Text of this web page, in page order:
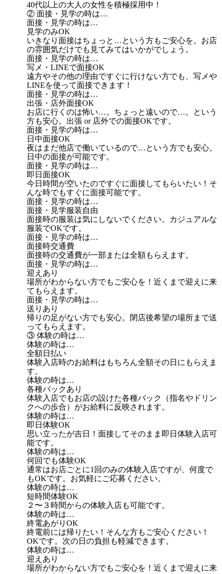
40代以上の大人の女性を積極採用中！
② 面接・見学の時は…
面接・見学の時は…
見学のみOK
いきなり面接はちょっと…という方もご安心を。お店
の雰囲気だけでも見てみてはいかがでしょう。
面接・見学の時は…
写メ・LINEで面接OK
遠方やその他の理由ですぐに行けない方でも、写メや
LINEを使って面接できます！
面接・見学の時は…
出張・店外面接OK
お店に行くのは怖い…。ちょっと遠いので…。という
方も安心。出張 or 店外での面接OKです。
面接・見学の時は…
日中面接OK
夜はまだ他店で働いているので…という方でも安心。
日中の面接が可能です。
面接・見学の時は…
即日面接OK
今日時間が空いたのですぐに面接してもらいたい！そ
んな時でもすぐに面接可能です。
面接・見学の時は…
面接・見学服装自由
面接時の服装は気にしないでください。カジュアルな
服装でOKです。
面接・見学の時は…
面接時交通費
面接時の交通費が一部または全額もらえます。
面接・見学の時は…
迎えあり
場所がわからない方でもご安心を！近くまで迎えに来
てもらえます。
面接・見学の時は…
送りあり
帰りの足がない方でも安心。閉店後希望の場所まで送
ってもらえます。
③ 体験の時は…
体験の時は…
全額日払い
体験入店時のお給料はもちろん全額その日にもらえま
す。
体験の時は…
各種バックあり
体験入店でもお店の設けた各種バック（指名やドリン
クへの歩合）がお給料に反映されます。
体験の時は…
即日体験OK
思い立ったが吉日！面接してそのまま即日体験入店可
能です。
体験の時は…
何回でも体験OK
通常はお店ごとに1回のみの体験入店ですが、何度で
もOKです。お気軽にご応募ください。
体験の時は…
短時間体験OK
２〜３時間からの体験入店も可能です。
体験の時は…
終電あがりOK
終電前には帰りたい！そんな方もご安心ください！
OKです。次の日の負担も軽減できます。
体験の時は…
迎えあり
場所がわからない方でもご安心を！近くまで迎えに来